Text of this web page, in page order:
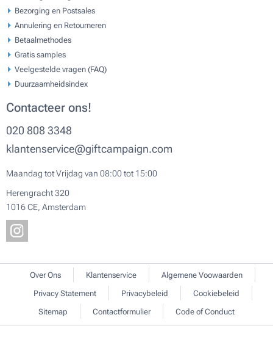
Bezorging en Postsales
Annulering en Retourneren
Betaalmethodes
Gratis samples
Veelgestelde vragen (FAQ)
Duurzaamheidsindex
Contacteer ons!
020 808 3348
klantenservice@giftcampaign.com
Maandag tot Vrijdag van 08:00 tot 15:00
Herengracht 320
1016 CE, Amsterdam
Over Ons Klantenservice
Algemene Voowaarden
Privacy Statement
Privacybeleid
Cookiebeleid
Sitemap
Contactformulier Code of Conduct